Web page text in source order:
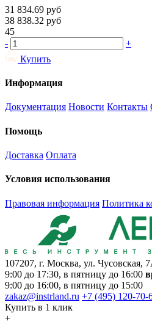
31 834.69 руб
38 838.32 руб
45
-
+
Купить
Информация
Документация Новости Контакты
Помощь
Доставка Оплата
Условия использования
Правовая информация Политика
107207, г. Москва, ул. Чусовская,
9:00 до 17:30, в пятницу до 16:00
9:00 до 16:00, в пятницу до 15:00
zakaz@instrland.ru +7 (495) 120-70-
Купить в 1 клик
+